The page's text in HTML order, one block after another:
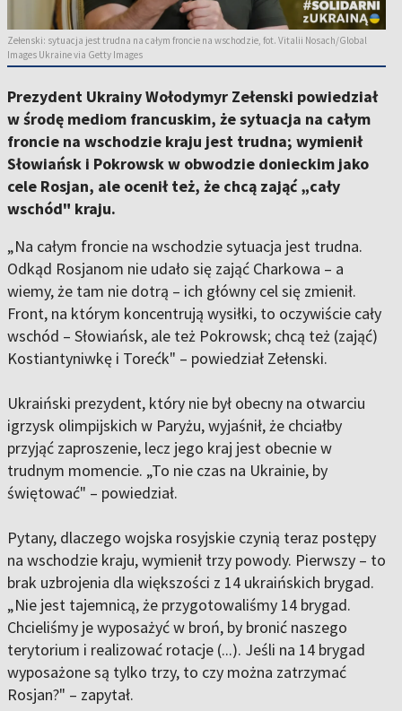
Zełenski: sytuacja jest trudna na całym froncie na wschodzie, fot. Vitalii Nosach/Global
Images Ukraine via Getty Images
Prezydent Ukrainy Wołodymyr Zełenski powiedział
w środę mediom francuskim, że sytuacja na całym
froncie na wschodzie kraju jest trudna; wymienił
Słowiańsk i Pokrowsk w obwodzie donieckim jako
cele Rosjan, ale ocenił też, że chcą zająć „cały
wschód" kraju.
„Na całym froncie na wschodzie sytuacja jest trudna.
Odkąd Rosjanom nie udało się zająć Charkowa – a
wiemy, że tam nie dotrą – ich główny cel się zmienił.
Front, na którym koncentrują wysiłki, to oczywiście cały
wschód – Słowiańsk, ale też Pokrowsk; chcą też (zająć)
Kostiantyniwkę i Torećk" – powiedział Zełenski.
Ukraiński prezydent, który nie był obecny na otwarciu
igrzysk olimpijskich w Paryżu, wyjaśnił, że chciałby
przyjąć zaproszenie, lecz jego kraj jest obecnie w
trudnym momencie. „To nie czas na Ukrainie, by
świętować" – powiedział.
Pytany, dlaczego wojska rosyjskie czynią teraz postępy
na wschodzie kraju, wymienił trzy powody. Pierwszy – to
brak uzbrojenia dla większości z 14 ukraińskich brygad.
„Nie jest tajemnicą, że przygotowaliśmy 14 brygad.
Chcieliśmy je wyposażyć w broń, by bronić naszego
terytorium i realizować rotacje (...). Jeśli na 14 brygad
wyposażone są tylko trzy, to czy można zatrzymać
Rosjan?" – zapytał.